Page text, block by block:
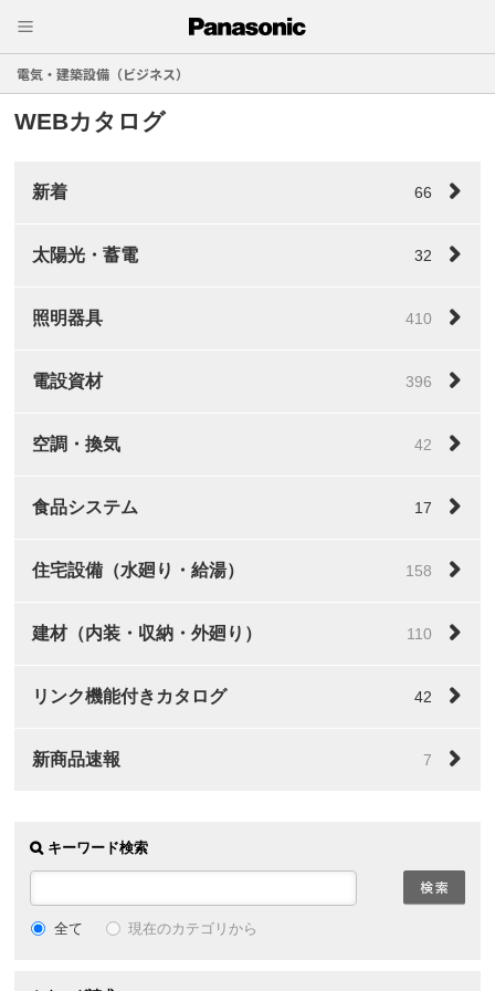
電気・建築設備（ビジネス）
WEBカタログ
新着 66
太陽光・蓄電 32
照明器具 410
電設資材 396
空調・換気 42
食品システム 17
住宅設備（水廻り・給湯） 158
建材（内装・収納・外廻り） 110
リンク機能付きカタログ 42
新商品速報 7
キーワード検索
全て 現在のカテゴリから